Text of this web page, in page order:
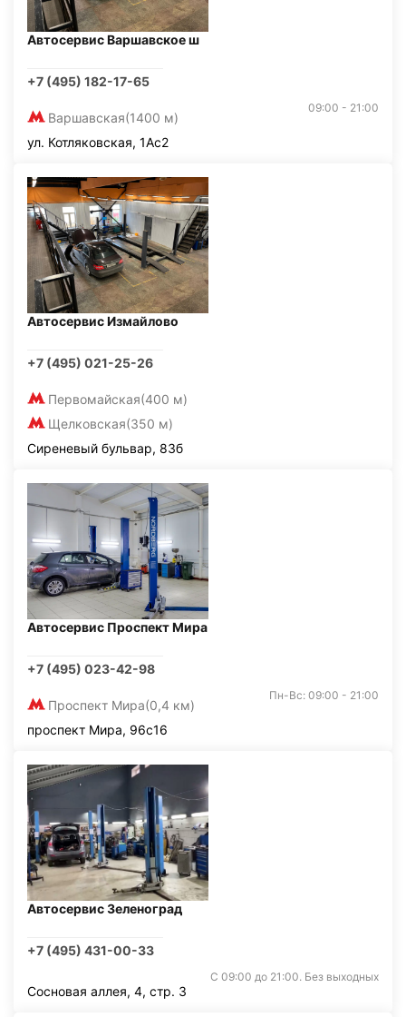
Автосервис Варшавское ш
+7 (495) 182-17-65
Варшавская(1400 м)
09:00 - 21:00
ул. Котляковская, 1Ас2
Автосервис Измайлово
+7 (495) 021-25-26
Первомайская(400 м)
Щелковская(350 м)
Сиреневый бульвар, 83б
Автосервис Проспект Мира
+7 (495) 023-42-98
Проспект Мира(0,4 км)
Пн-Вс: 09:00 - 21:00
проспект Мира, 96с16
Автосервис Зеленоград
+7 (495) 431-00-33
С 09:00 до 21:00. Без выходных
Сосновая аллея, 4, стр. 3